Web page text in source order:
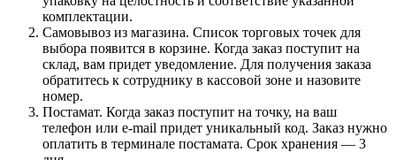
комплектации.
Самовывоз из магазина. Список торговых точек для
выбора появится в корзине. Когда заказ поступит на
склад, вам придет уведомление. Для получения заказа
обратитесь к сотруднику в кассовой зоне и назовите
номер.
Постамат. Когда заказ поступит на точку, на ваш
телефон или e-mail придет уникальный код. Заказ нужно
оплатить в терминале постамата. Срок хранения — 3